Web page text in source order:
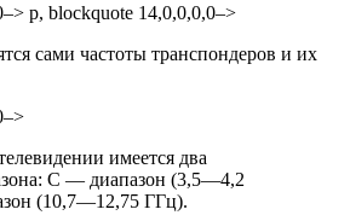
p, blockquote 14,0,0,0,0–>
сами частоты транспондеров и их
имеется два
С — диапазон (3,5—4,2
(10,7—12,75 ГГц).